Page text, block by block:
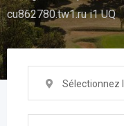
cu862780.tw1.ru i1 UQ
Sélectionnez